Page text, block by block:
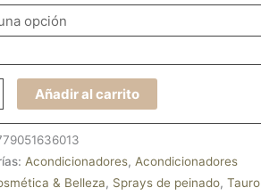
Añadir al carrito
Acondicionadores, Acondicionadores
& Belleza, Sprays de peinado, Tauro